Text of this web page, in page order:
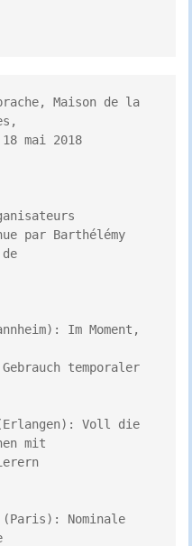
Maison de la
mai 2018
par Barthélémy
Im Moment,
temporaler
Voll die
mit
Nominale